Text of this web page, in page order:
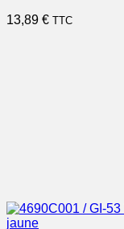
13,89 € TTC